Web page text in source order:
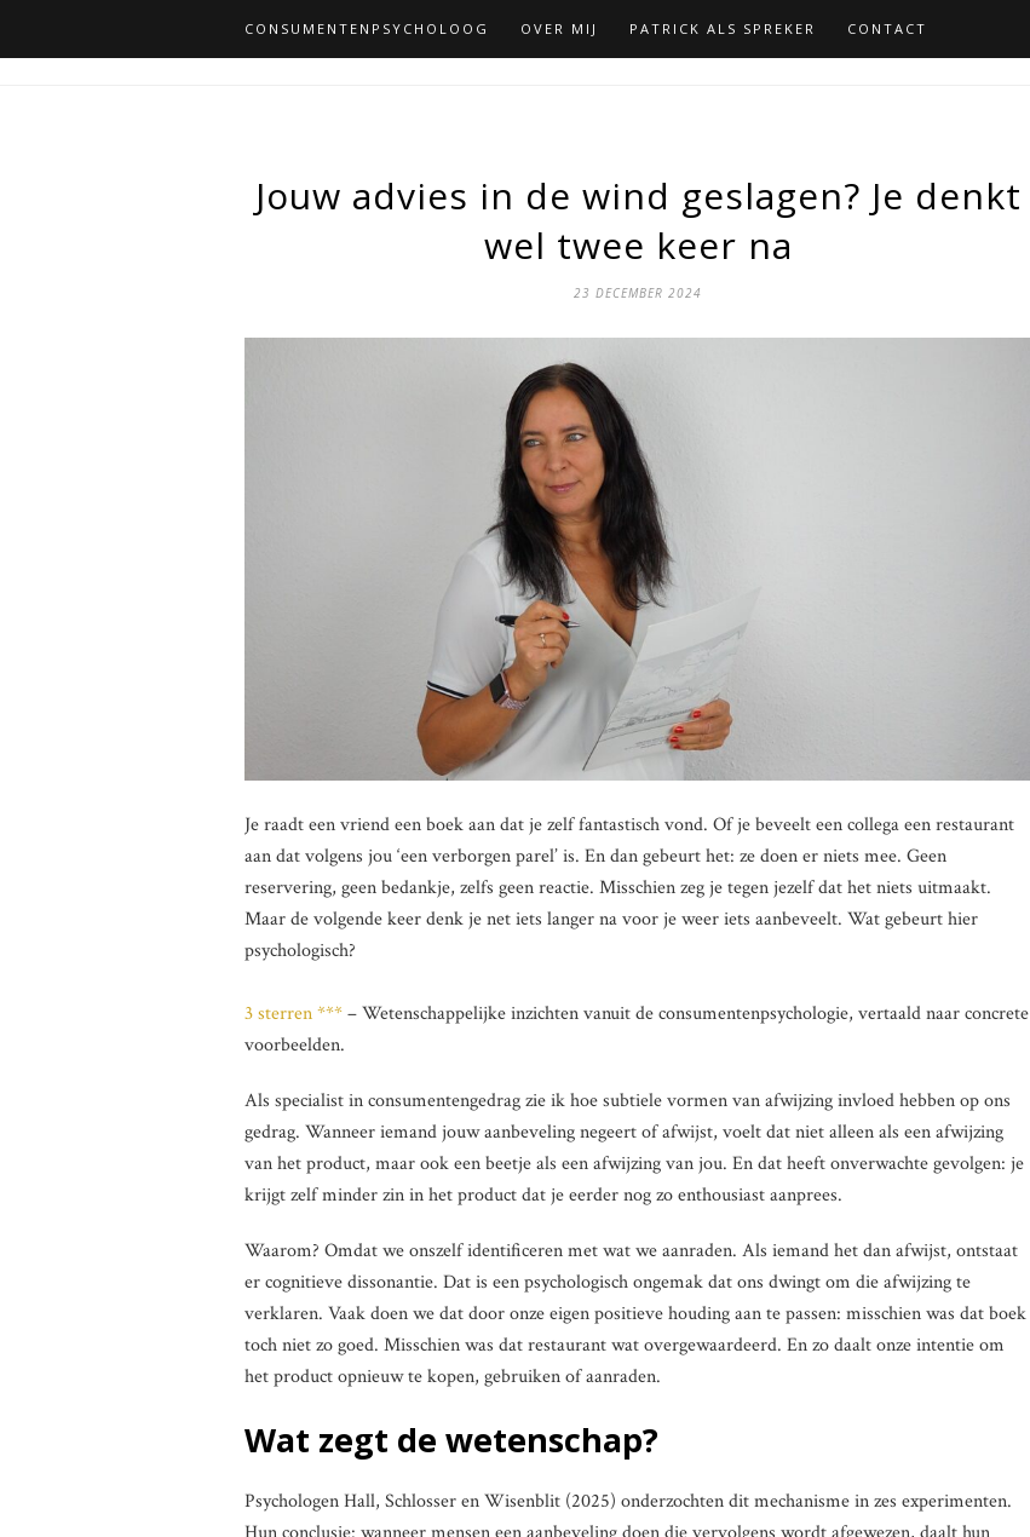
CONSUMENTENPSYCHOLOOG OVER MIJ PATRICK ALS SPREKER CONTACT
Jouw advies in de wind geslagen? Je denkt
wel twee keer na
23 DECEMBER 2024
Je raadt een vriend een boek aan dat je zelf fantastisch vond. Of je beveelt een collega een restaurant
aan dat volgens jou ‘een verborgen parel’ is. En dan gebeurt het: ze doen er niets mee. Geen
reservering, geen bedankje, zelfs geen reactie. Misschien zeg je tegen jezelf dat het niets uitmaakt.
Maar de volgende keer denk je net iets langer na voor je weer iets aanbeveelt. Wat gebeurt hier
psychologisch?
3 sterren ***– Wetenschappelijke inzichten vanuit de consumentenpsychologie, vertaald naar concrete
voorbeelden.
Als specialist in consumentengedrag zie ik hoe subtiele vormen van afwijzing invloed hebben op ons
gedrag. Wanneer iemand jouw aanbeveling negeert of afwijst, voelt dat niet alleen als een afwijzing
van het product, maar ook een beetje als een afwijzing van jou. En dat heeft onverwachte gevolgen: je
krijgt zelf minder zin in het product dat je eerder nog zo enthousiast aanprees.
Waarom? Omdat we onszelf identificeren met wat we aanraden. Als iemand het dan afwijst, ontstaat
er cognitieve dissonantie. Dat is een psychologisch ongemak dat ons dwingt om die afwijzing te
verklaren. Vaak doen we dat door onze eigen positieve houding aan te passen: misschien was dat boek
toch niet zo goed. Misschien was dat restaurant wat overgewaardeerd. En zo daalt onze intentie om
het product opnieuw te kopen, gebruiken of aanraden.
Wat zegt de wetenschap?
Psychologen Hall, Schlosser en Wisenblit (2025) onderzochten dit mechanisme in zes experimenten.